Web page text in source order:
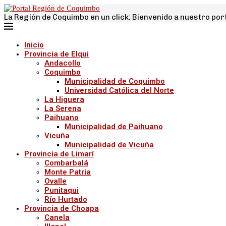
La Región de Coquimbo en un click: Bienvenido a nuestro
Inicio
Provincia de Elqui
Andacollo
Coquimbo
Municipalidad de Coquimbo
Universidad Católica del Norte
La Higuera
La Serena
Paihuano
Municipalidad de Paihuano
Vicuña
Municipalidad de Vicuña
Provincia de Limarí
Combarbalá
Monte Patria
Ovalle
Punitaqui
Río Hurtado
Provincia de Choapa
Canela